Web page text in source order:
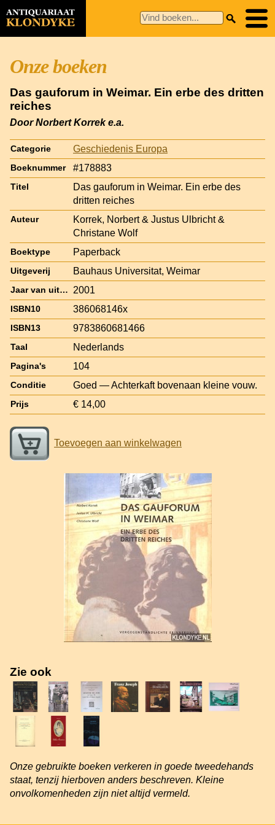
Onze boeken
Das gauforum in Weimar. Ein erbe des dritten
reiches
Door Norbert Korrek e.a.
Categorie Geschiedenis Europa
Boeknummer #178883
Titel
Das gauforum in Weimar. Ein erbe des
dritten reiches
Auteur
Korrek, Norbert & Justus Ulbricht &
Christane Wolf
Boektype Paperback
Uitgeverij Bauhaus Universitat, Weimar
Jaar van uitgave 2001
ISBN10 386068146x
ISBN13 9783860681466
Taal Nederlands
Pagina's 104
Conditie Goed — Achterkaft bovenaan kleine vouw.
Prijs € 14,00
Toevoegen aan winkelwagen
Zie ook
Onze gebruikte boeken verkeren in goede tweedehands
staat, tenzij hierboven anders beschreven. Kleine
onvolkomenheden zijn niet altijd vermeld.